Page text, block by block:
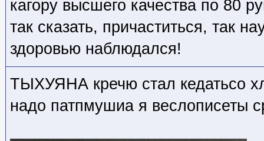
кагору высшего качества по 80
так сказать, причаститься, так
здоровью наблюдался!
ТЫХУЯНА кречю стал кедатьсо
надо патпмушиа я веслописеты